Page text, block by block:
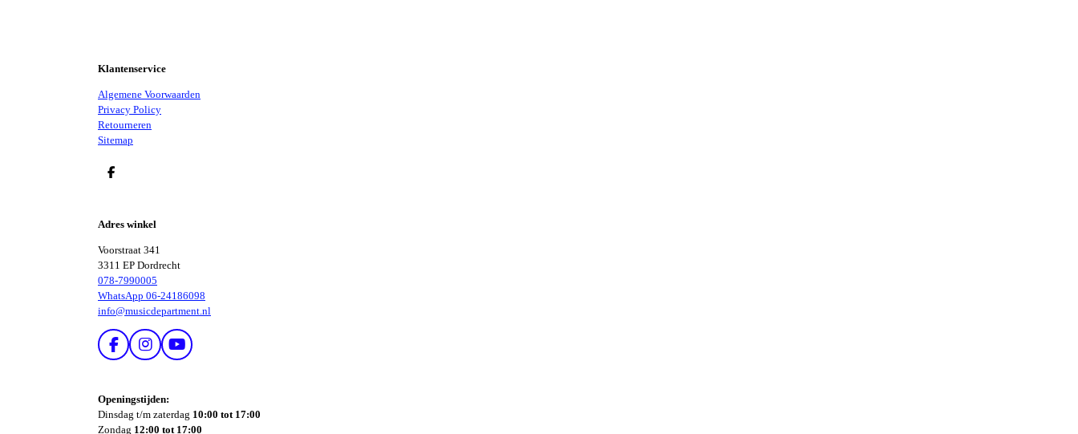
Klantenservice
Algemene Voorwaarden
Privacy Policy
Retourneren
Sitemap
D
N
Adres winkel
Voorstraat 341
3311 EP Dordrecht
078-7990005
WhatsApp 06-24186098
info@musicdepartment.nl
F
B
O
I
T
A
G
Y
U
B
Openingstijden:
Dinsdag t/m zaterdag 10:00 tot 17:00
Zondag 12:00 tot 17:00